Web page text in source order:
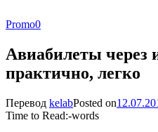
Promo0
Авиабилеты через
практично, легко
Перевод kelabPosted on
Time to Read:-words